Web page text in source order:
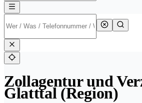
Zollagentur und
Glatttal (Region)